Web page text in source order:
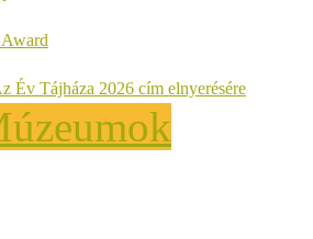
Év Tájháza 2026 cím elnyerésére